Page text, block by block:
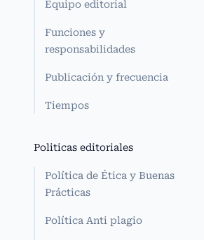
Equipo editorial
Funciones y
responsabilidades
Publicación y frecuencia
Tiempos
Politicas editoriales
Política de Ética y Buenas
Prácticas
Política Anti plagio